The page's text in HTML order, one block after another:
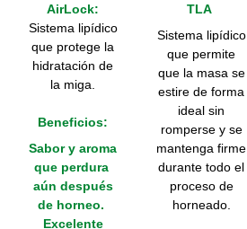
AirLock:
Sistema lipídico
que protege la
hidratación de
la miga.
Beneficios:
Sabor y aroma
que perdura
aún después
de horneo.
Excelente
TLA
Sistema lipídico
que permite
que la masa se
estire de forma
ideal sin
romperse y se
mantenga firme
durante todo el
proceso de
horneado.